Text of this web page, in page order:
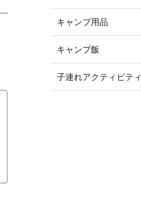
キャンプ用品
キャンプ飯
子連れアクティビティ